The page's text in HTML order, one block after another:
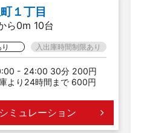
１丁目
ら0m 10台
入出庫時間制限あり
- 24:00 30分 200円
より24時間まで 600円
ミュレーション